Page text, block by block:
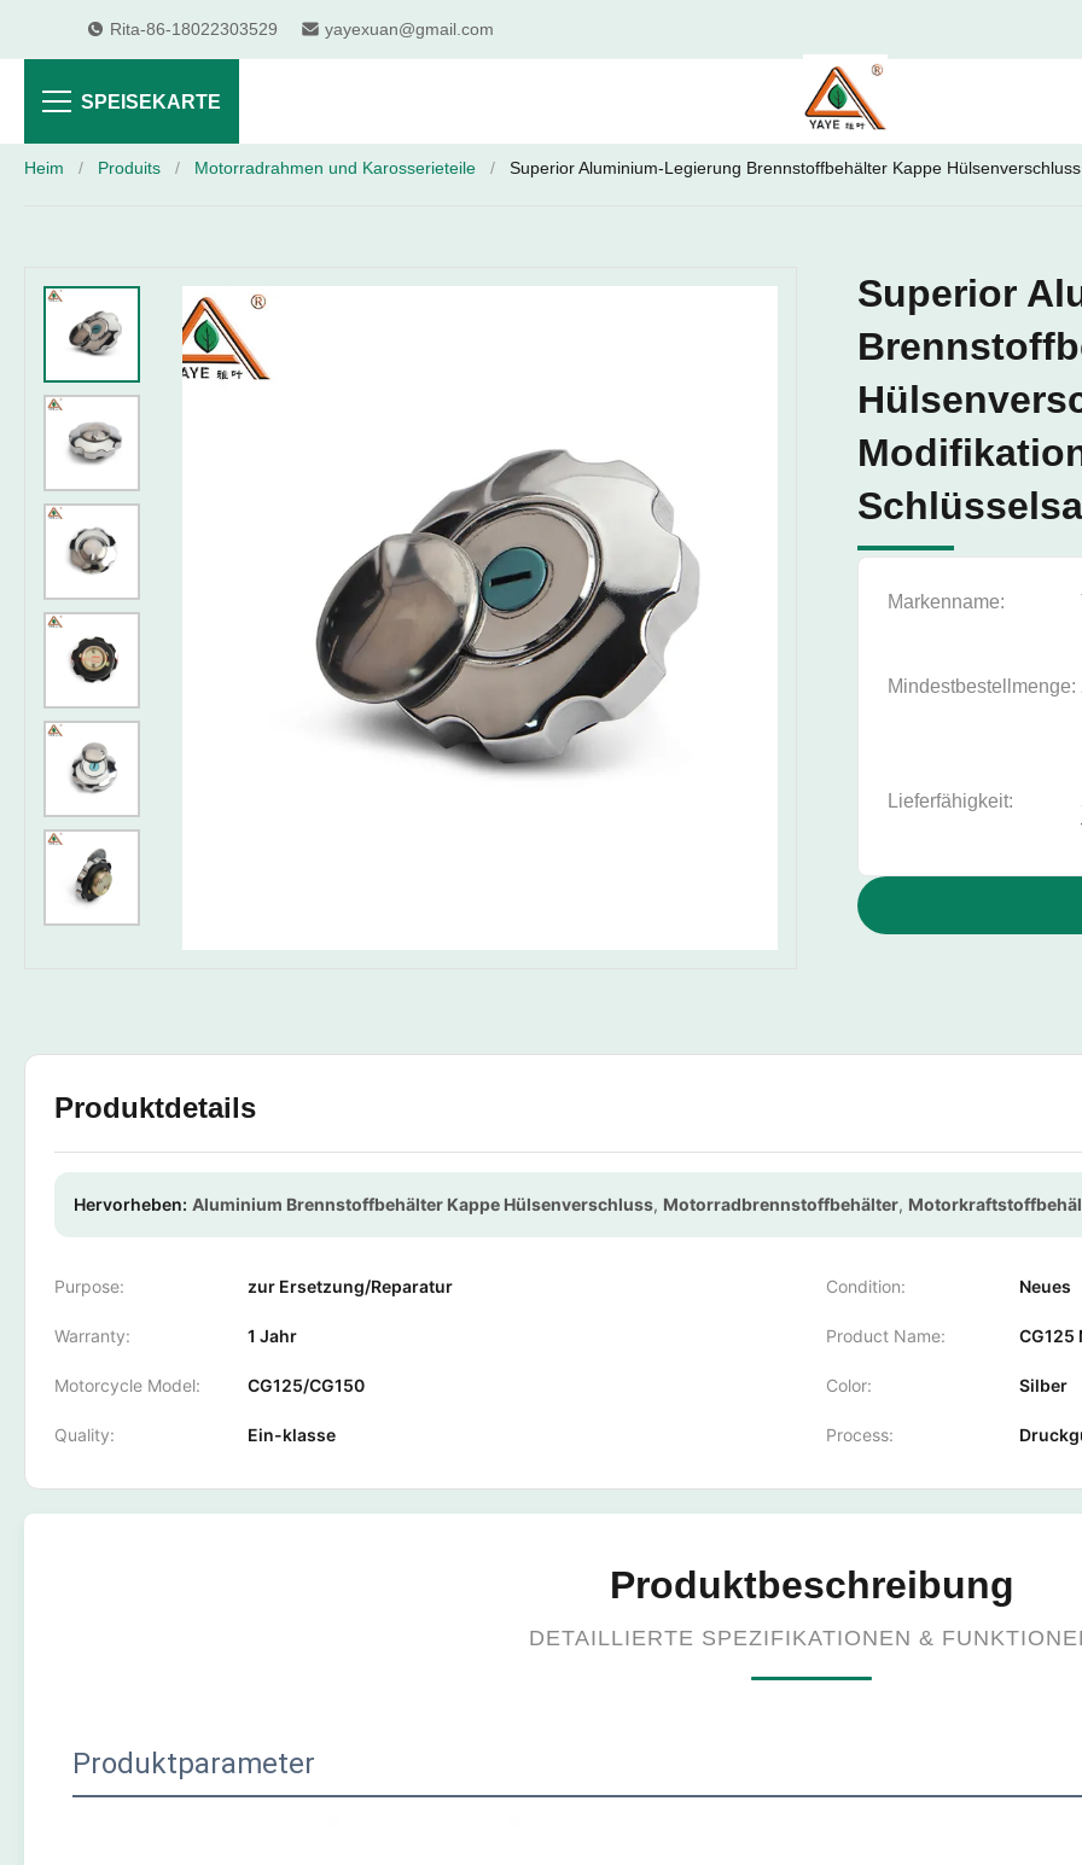
Rita-86-18022303529 yayexuan@gmail.com
SPEISEKARTE
Heim / Produits / Motorradrahmen und Karosserieteile / Superior Aluminium-Legierung Brennstoffbehälter Kappe
Superior
Markenname:
Mindestbestellmenge:
Lieferfähigkeit:
Produktdetails
Hervorheben: Aluminium Brennstoffbehälter Kappe Hülsenverschluss, Motorradbrennstoffbehälter,
Purpose: zur Ersetzung/Reparatur Condition: Neues
Warranty: 1 Jahr Product Name: CG125
Motorcycle Model: CG125/CG150 Color: Silber
Quality: Ein-klasse Process:
Produktbeschreibung
DETAILLIERTE SPEZIFIKATIONEN &
Produktparameter